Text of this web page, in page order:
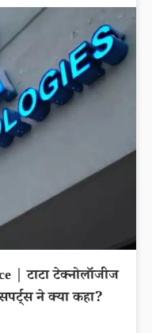
| टाटा टेक्नोलॉजीज
ने क्या कहा?